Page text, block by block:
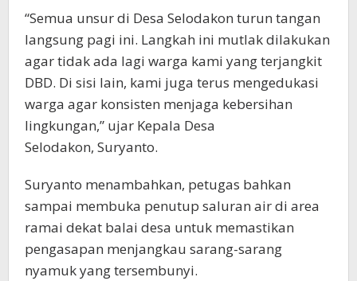
“Semua unsur di Desa Selodakon turun tangan
langsung pagi ini. Langkah ini mutlak dilakukan
agar tidak ada lagi warga kami yang terjangkit
DBD. Di sisi lain, kami juga terus mengedukasi
warga agar konsisten menjaga kebersihan
lingkungan,” ujar Kepala Desa
Selodakon, Suryanto.
Suryanto menambahkan, petugas bahkan
sampai membuka penutup saluran air di area
ramai dekat balai desa untuk memastikan
pengasapan menjangkau sarang-sarang
nyamuk yang tersembunyi.